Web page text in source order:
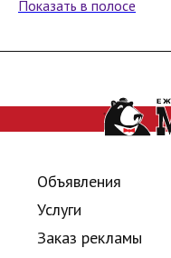
Показать в полосе
Объявления
Услуги
Заказ рекламы